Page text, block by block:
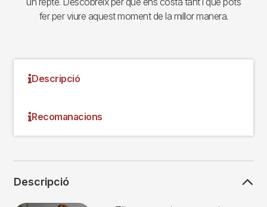
fer per viure aquest moment de la millor manera.
Descripció
Recomanacions
Descripció